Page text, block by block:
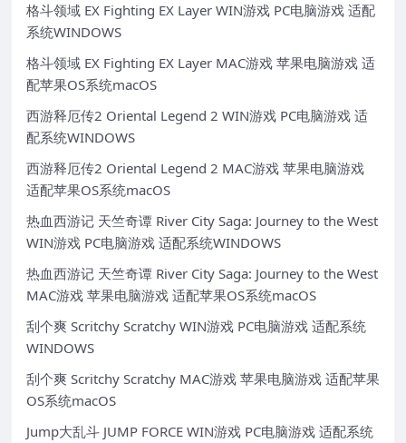
格斗领域 EX Fighting EX Layer WIN游戏 PC电脑游戏 适配
系统WINDOWS
格斗领域 EX Fighting EX Layer MAC游戏 苹果电脑游戏 适
配苹果OS系统macOS
西游释厄传2 Oriental Legend 2 WIN游戏 PC电脑游戏 适
配系统WINDOWS
西游释厄传2 Oriental Legend 2 MAC游戏 苹果电脑游戏
适配苹果OS系统macOS
热血西游记 天竺奇谭 River City Saga: Journey to the West
WIN游戏 PC电脑游戏 适配系统WINDOWS
热血西游记 天竺奇谭 River City Saga: Journey to the West
MAC游戏 苹果电脑游戏 适配苹果OS系统macOS
刮个爽 Scritchy Scratchy WIN游戏 PC电脑游戏 适配系统
WINDOWS
刮个爽 Scritchy Scratchy MAC游戏 苹果电脑游戏 适配苹果
OS系统macOS
Jump大乱斗 JUMP FORCE WIN游戏 PC电脑游戏 适配系统